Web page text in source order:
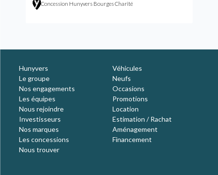
Concession Hunyvers Bourges Charité
Hunyvers
Le groupe
Nos engagements
Les équipes
Nous rejoindre
Investisseurs
Nos marques
Les concessions
Nous trouver
Véhicules
Neufs
Occasions
Promotions
Location
Estimation / Rachat
Aménagement
Financement